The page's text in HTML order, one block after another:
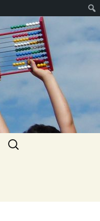
Suchen
nach: